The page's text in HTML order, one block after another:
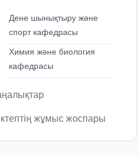
Дене шынықтыру және
спорт кафедрасы
Химия және биология
кафедрасы
жұмыс жоспары